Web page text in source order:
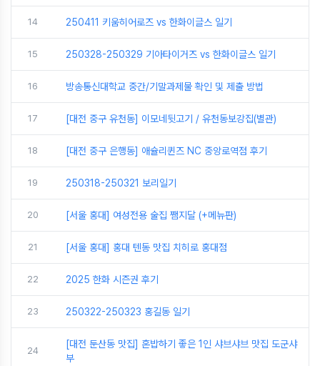
14 250411 키움히어로즈 vs 한화이글스 일기
15 250328-250329 기아타이거즈 vs 한화이글스 일기
16 방송통신대학교 중간/기말과제물 확인 및 제출 방법
17 [대전 중구 유천동] 이모네뒷고기 / 유천동보강집(별관)
18 [대전 중구 은행동] 애슐리퀸즈 NC 중앙로역점 후기
19 250318-250321 보리일기
20 [서울 홍대] 여성전용 술집 쨈지달 (+메뉴판)
21 [서울 홍대] 홍대 텐동 맛집 치히로 홍대점
22 2025 한화 시즌권 후기
23 250322-250323 홍길동 일기
24
[대전 둔산동 맛집] 혼밥하기 좋은 1인 샤브샤브 맛집 도군샤
부